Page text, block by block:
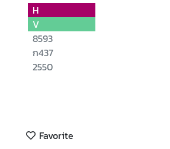
H
V
8593
ก437
2550
Favorite